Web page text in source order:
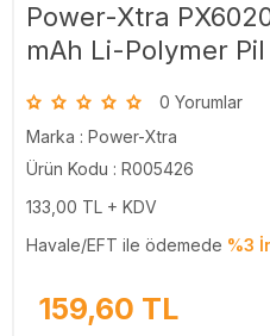
Power-Xtra
mAh Li-Polymer
0 Yorumlar
Marka : Power-Xtra
Ürün Kodu : R005426
133,00 TL + KDV
Havale/EFT ile ödemede %3
159,60 TL